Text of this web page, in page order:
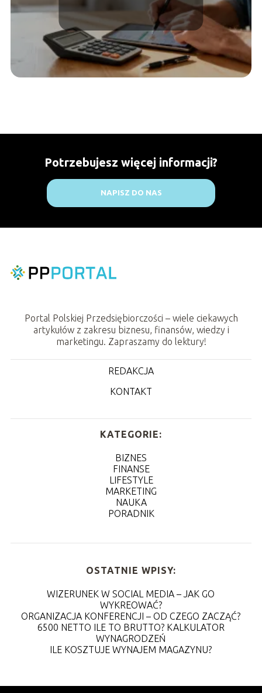
wynagrodzenie
Potrzebujesz więcej informacji?
NAPISZ DO NAS
Portal Polskiej Przedsiębiorczości – wiele ciekawych
artykułów z zakresu biznesu, finansów, wiedzy i
marketingu. Zapraszamy do lektury!
REDAKCJA
KONTAKT
KATEGORIE:
BIZNES
FINANSE
LIFESTYLE
MARKETING
NAUKA
PORADNIK
OSTATNIE WPISY:
WIZERUNEK W SOCIAL MEDIA – JAK GO
WYKREOWAĆ?
ORGANIZACJA KONFERENCJI – OD CZEGO ZACZĄĆ?
6500 NETTO ILE TO BRUTTO? KALKULATOR
WYNAGRODZEŃ
ILE KOSZTUJE WYNAJEM MAGAZYNU?